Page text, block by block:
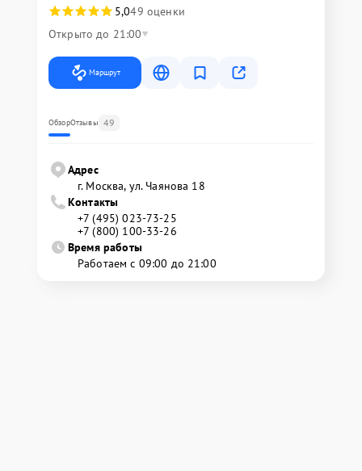
5,049 оценки
Открыто до 21:00
Маршрут
ОбзорОтзывы 49
Адрес
г. Москва, ул. Чаянова 18
Контакты
+7 (495) 023-73-25
+7 (800) 100-33-26
Время работы
Работаем с 09:00 до 21:00